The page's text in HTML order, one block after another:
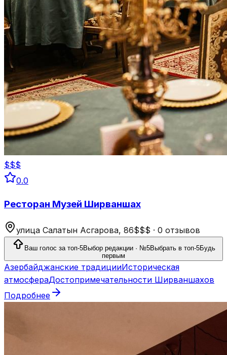
$$$
0.0
Ресторан Музей Ширваншах
улица Салатын Асгарова, 86$$$ · 0 отзывов
Ваш голос за топ-5Выбор редакции · №5Выбрать в топ-5Будь
первым
Азербайджанские традицииИсторическая
атмосфераДостопримечательности Ширваншахов
Подробнее